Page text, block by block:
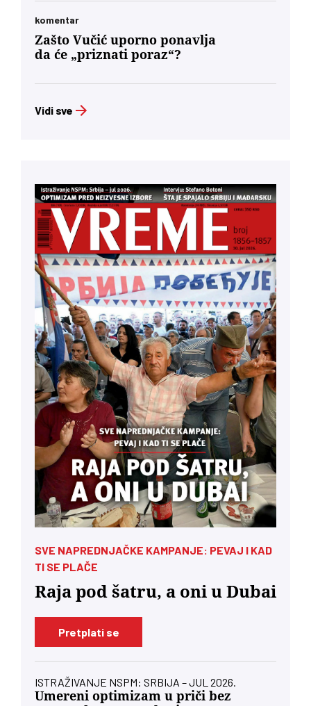
komentar
Zašto Vučić uporno ponavlja
da će „priznati poraz“?
Vidi sve
SVE NAPREDNJAČKE KAMPANJE: PEVAJ I KAD
TI SE PLAČE
Raja pod šatru, a oni u Dubai
Pretplati se
ISTRAŽIVANJE NSPM: SRBIJA – JUL 2026.
Umereni optimizam u priči bez